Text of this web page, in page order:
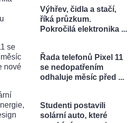
Výhřev, čidla a stačí,
říká průzkum.
Pokročilá elektronika ...
Řada telefonů Pixel 11
se nedopatřením
odhaluje měsíc před ...
Studenti postavili
solární auto, které